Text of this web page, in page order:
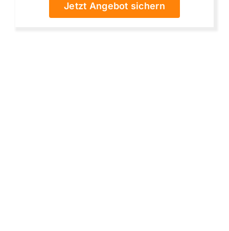
Jetzt Angebot sichern